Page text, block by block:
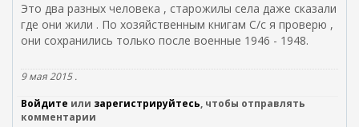
Это два разных человека , старожилы села даже сказали
где они жили . По хозяйственным книгам С/с я проверю ,
они сохранились только после военные 1946 - 1948.
9 мая 2015 .
Войдите или зарегистрируйтесь, чтобы отправлять
комментарии